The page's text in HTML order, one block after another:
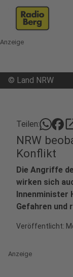
Anzeige
© Land NRW
Teilen:
NRW
Konflikt
Die Angriffe
wirken sich
Innenminister
Gefahren und
Veröffentlicht:
Anzeige